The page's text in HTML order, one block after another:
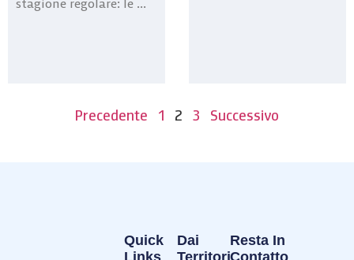
Precedente 1 2 3 Successivo
Dai
Quick
Resta In